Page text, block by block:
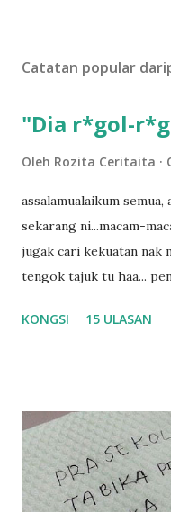
lCatatan popular
"Dia r*gol-
Oleh Rozita Ceritaita
assalamualaikum
sekarang ni...macam-
jugak cari kekuatan nak
tengok tajuk tu haa...
tau? yang sebut tu anak
balik keja aku ajak la
sikit...dalam perjalanan
kami memang akan
dalam... dan kebiasanya
KONGSI 15 ULASAN